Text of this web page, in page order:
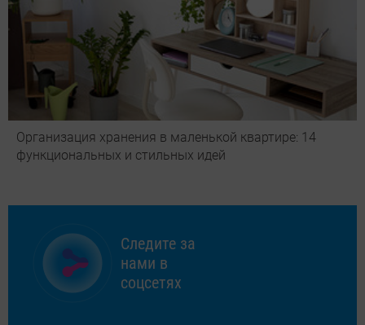
Организация хранения в маленькой квартире: 14
функциональных и стильных идей
Следите за
нами в
соцсетях